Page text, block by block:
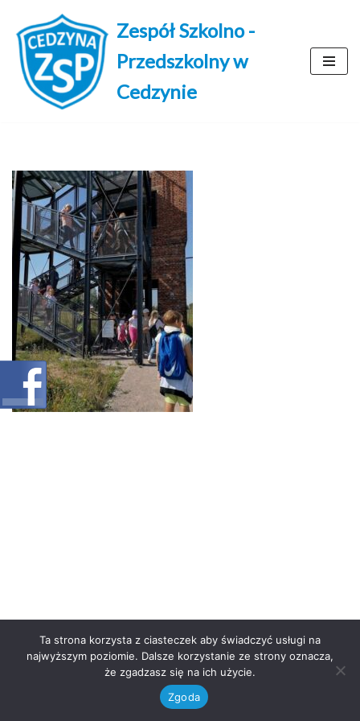
Przejdź
do
treści
Zespół Szkolno -
Przedszkolny w
Cedzynie
| Powered byWordPress
Ta strona korzysta z ciasteczek aby świadczyć usługi na
najwyższym poziomie. Dalsze korzystanie ze strony oznacza,
że zgadzasz się na ich użycie.
Zgoda